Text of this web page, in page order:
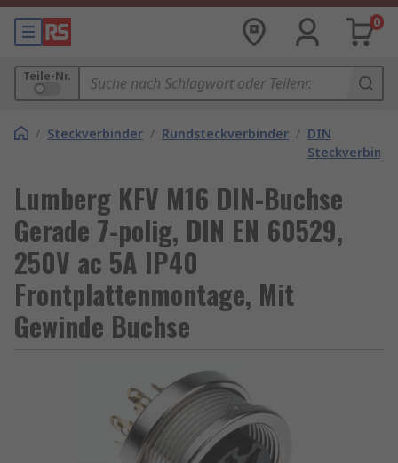
0
Teile-Nr.
/ Steckverbinder / Rundsteckverbinder / DIN
Lumberg KFV M16 DIN-Buchse
Gerade 7-polig, DIN EN 60529,
250V ac 5A IP40
Frontplattenmontage, Mit
Gewinde Buchse